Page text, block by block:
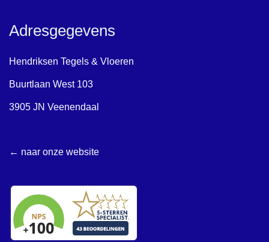
Adresgegevens
Hendriksen Tegels & Vloeren
Buurtlaan West 103
3905 JN Veenendaal
← naar onze website